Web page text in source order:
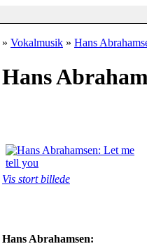
» Vokalmusik » Hans
Hans
Vis stort billede
Hans Abrahamsen: